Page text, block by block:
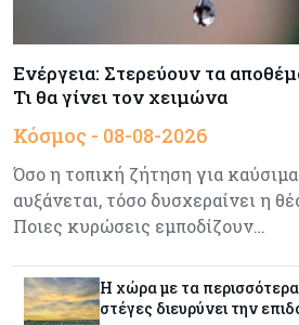
Meridiam–GSI: Τι
την απάντηση της
Κόσμος
Η Τουρκία χτυπάει
πλούσιων κατοίκων και
Κύπρος
Από τα €150,6 εκατ. στα
πιστώσεις για έρευνα
Ενέργεια: Στερεύουν τα
Τι θα γίνει τον χειμώνα
Κόσμος - 08-08-2026
Όσο η τοπική ζήτηση για
αυξάνεται, τόσο δυσχεραίνει η
Ποιες κυρώσεις εμποδίζουν…
Η χώρα με τα
στέγες διευρύνει την